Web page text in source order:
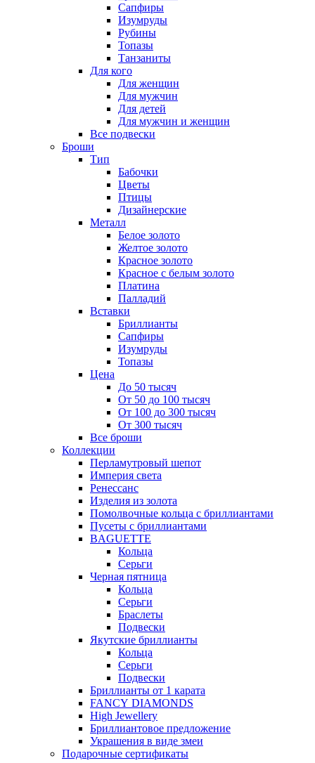
Сапфиры
Изумруды
Рубины
Топазы
Танзаниты
Для кого
Для женщин
Для мужчин
Для детей
Для мужчин и женщин
Все подвески
Броши
Тип
Бабочки
Цветы
Птицы
Дизайнерские
Металл
Белое золото
Желтое золото
Красное золото
Красное с белым золото
Платина
Палладий
Вставки
Бриллианты
Сапфиры
Изумруды
Топазы
Цена
До 50 тысяч
От 50 до 100 тысяч
От 100 до 300 тысяч
От 300 тысяч
Все броши
Коллекции
Перламутровый шепот
Империя света
Ренессанс
Изделия из золота
Помолвочные кольца с бриллиантами
Пусеты с бриллиантами
BAGUETTE
Кольца
Серьги
Черная пятница
Кольца
Серьги
Браслеты
Подвески
Якутские бриллианты
Кольца
Серьги
Подвески
Бриллианты от 1 карата
FANCY DIAMONDS
High Jewellery
Бриллиантовое предложение
Украшения в виде змеи
Подарочные сертификаты